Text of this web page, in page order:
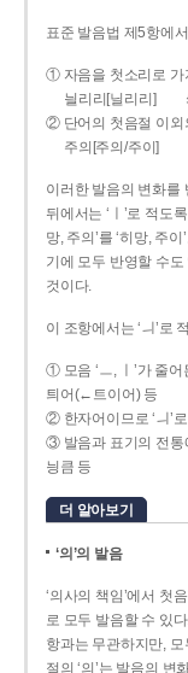
표준 발음법 제5항에
① 자음을 첫소리로 가
늴리리[닐리리]
② 단어의 첫음절 이외
주의[주의/주이]
이러한 발음의 변화를
뒤에서는 ‘ㅣ’로 적도
망, 주의’를 ‘히망, 주
기에 모두 반영할 수도
것이다.
이 조항에서는 ‘ㅢ’로
① 모음 ‘ㅡ, ㅣ’가 줄
틔어(←트이어) 등
② 한자어이므로 ‘ㅢ’
③ 발음과 표기의 전통
닁큼 등
더 알아보기
‘의’의 발음
‘의사의 책임’에서 첫
로 모두 발음할 수 있
항과는 무관하지만, 모
절의 ‘의’는 발음의 변